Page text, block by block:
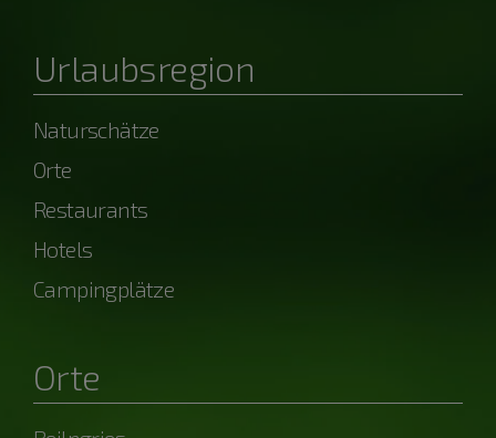
Urlaubsregion
Naturschätze
Orte
Restaurants
Hotels
Campingplätze
Orte